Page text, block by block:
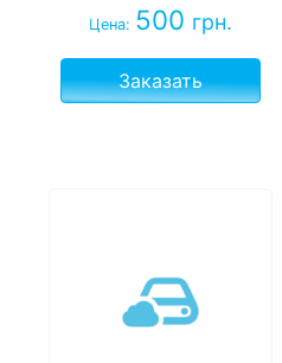
Цена: 500 грн.
Заказать